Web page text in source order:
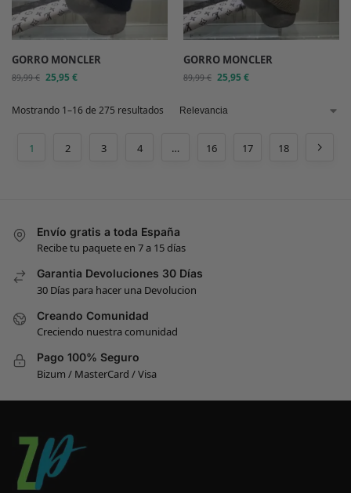
GORRO MONCLER
89,99€ 25,95€
GORRO MONCLER
89,99€ 25,95€
Mostrando 1–16 de 275 resultados
1 2 3 4 … 16 17 18
Envío gratis a toda España
Recibe tu paquete en 7 a 15 días
Garantia Devoluciones 30 Días
30 Días para hacer una Devolucion
Creando Comunidad
Creciendo nuestra comunidad
Pago 100% Seguro
Bizum / MasterCard / Visa